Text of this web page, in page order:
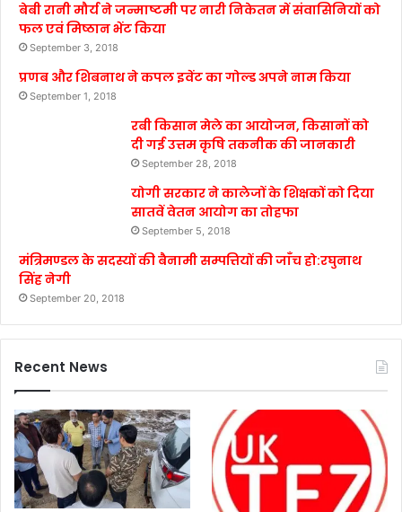
बेबी रानी मौर्य ने जन्माष्टमी पर नारी निकेतन में संवासिनियों को
फल एवं मिष्ठान भेंट किया
September 3, 2018
प्रणब और शिबनाथ ने कपल इवेंट का गोल्ड अपने नाम किया
September 1, 2018
रबी किसान मेले का आयोजन, किसानों को
दी गई उत्तम कृषि तकनीक की जानकारी
September 28, 2018
योगी सरकार ने कालेजों के शिक्षकों को दिया
सातवें वेतन आयोग का तोहफा
September 5, 2018
मंत्रिमण्डल के सदस्यों की बैनामी सम्पत्तियों की जाँच हो:रघुनाथ
सिंह नेगी
September 20, 2018
Recent News